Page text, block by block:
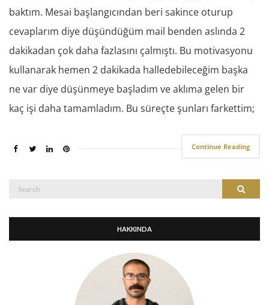
baktım. Mesai başlangıcından beri sakince oturup
cevaplarım diye düşündüğüm mail benden aslında 2
dakikadan çok daha fazlasını çalmıştı. Bu motivasyonu
kullanarak hemen 2 dakikada halledebileceğim başka
ne var diye düşünmeye başladım ve aklıma gelen bir
kaç işi daha tamamladım. Bu süreçte şunları farkettim;
Continue Reading
Search
HAKKINDA